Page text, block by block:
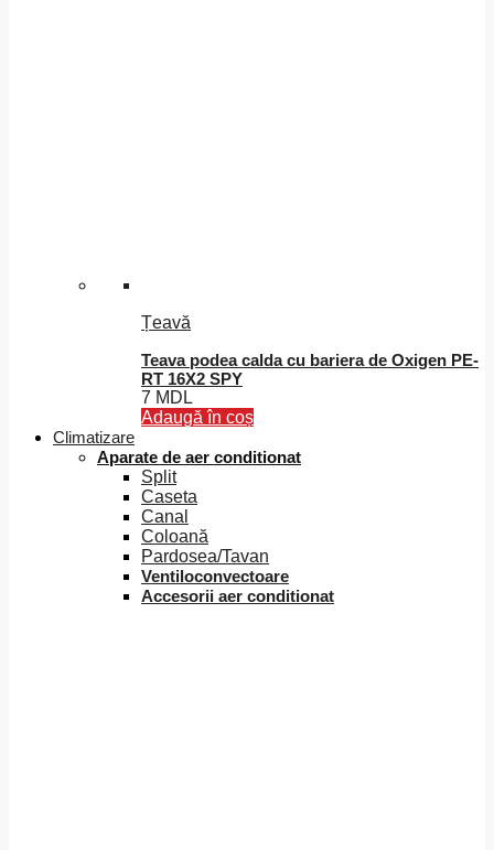
Țeavă
Teava podea calda cu bariera de Oxigen PE-
RT 16X2 SPY
7 MDL
Adaugă în coș
Climatizare
Aparate de aer conditionat
Split
Caseta
Canal
Coloană
Pardosea/Tavan
Ventiloconvectoare
Accesorii aer conditionat